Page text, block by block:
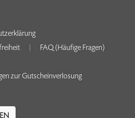
FAQ (Häufige Fragen)
zur Gutscheinverlosung